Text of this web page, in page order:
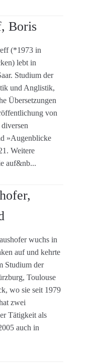
Boris
(*1973 in
lebt in
Studium der
und Anglistik,
Übersetzungen
von
»Augenblicke
Weitere
auf&nb...
wuchs in
auf und kehrte
Studium der
Toulouse
wo sie seit 1979
zwei
Tätigkeit als
auch in